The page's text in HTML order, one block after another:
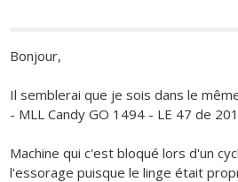
Bonjour,
Il semblerai que je sois dans le
- MLL Candy GO 1494 - LE 47 de
Machine qui c'est bloqué lors d'un
l'essorage puisque le linge était